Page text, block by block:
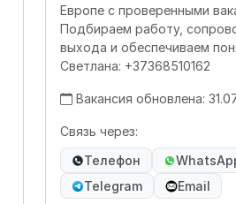
Европе с проверенными
Подбираем работу,
выхода и обеспечиваем
Светлана: +37368510162
Вакансия обновлена:
Связь через:
Телефон
Telegram
Email